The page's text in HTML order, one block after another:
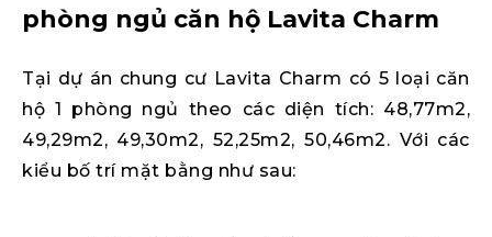
phòng ngủ căn hộ Lavita Charm
Tại dự án chung cư Lavita Charm có 5 loại căn
hộ 1 phòng ngủ theo các diện tích: 48,77m2,
49,29m2, 49,30m2, 52,25m2, 50,46m2. Với các
kiểu bố trí mặt bằng như sau: